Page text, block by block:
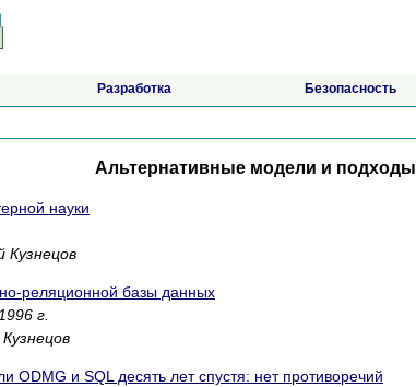
Разработка Безопасность
Альтернативные модели и подходы
науки
Кузнецов
реляционной базы данных
г.
ODMG и SQL десять лет спустя: нет противоречий